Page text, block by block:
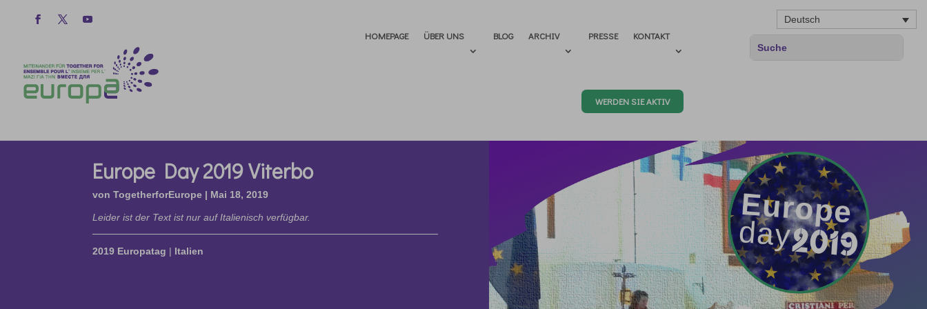
Deutsch
HOMEPAGE ÜBER UNS BLOG ARCHIV PRESSE KONTAKT
WERDEN SIE AKTIV
Europe Day 2019 Viterbo
vonTogetherforEurope | Mai 18, 2019
Leider ist der Text ist nur auf Italienisch verfügbar.
2019 Europatag | Italien